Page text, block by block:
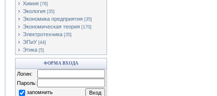
Химия [76]
Экология [35]
Экономика предприятия [35]
Экономическая теория [170]
Электротехника [35]
ЭПиУ [44]
Этика [5]
ФОРМА ВХОДА
Логин:
Пароль:
запомнить